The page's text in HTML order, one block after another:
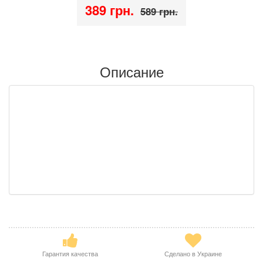
389 грн. 589 грн.
Описание
Гарантия качества Сделано в Украине